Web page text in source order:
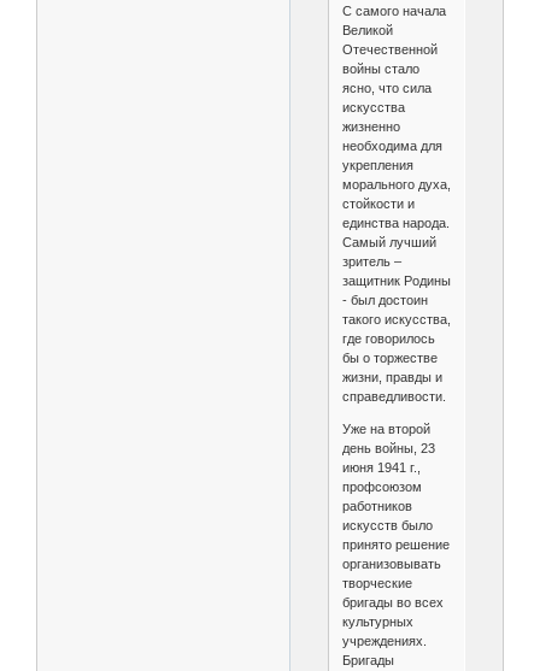
С самого начала
Великой
Отечественной
войны стало
ясно, что сила
искусства
жизненно
необходима для
укрепления
морального духа,
стойкости и
единства народа.
Самый лучший
зритель –
защитник Родины
- был достоин
такого искусства,
где говорилось
бы о торжестве
жизни, правды и
справедливости.
Уже на второй
день войны, 23
июня 1941 г.,
профсоюзом
работников
искусств было
принято решение
организовывать
творческие
бригады во всех
культурных
учреждениях.
Бригады